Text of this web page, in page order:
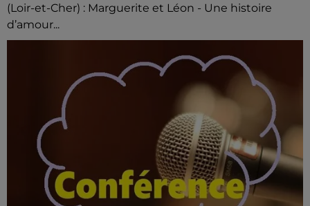
(Loir-et-Cher) : Marguerite et Léon - Une histoire
d’amour...